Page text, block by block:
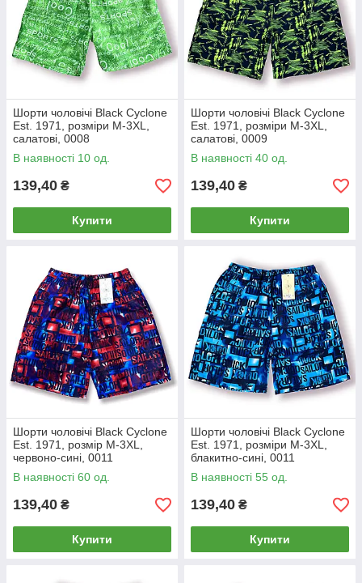
Шорти чоловічі Black Cyclone
Est. 1971, розміри M-3XL,
салатові, 0008
В наявності 10 од.
139,40 ₴
Купити
Шорти чоловічі Black Cyclone
Est. 1971, розміри M-3XL,
салатові, 0009
В наявності 40 од.
139,40 ₴
Купити
Шорти чоловічі Black Cyclone
Est. 1971, розмір M-3XL,
червоно-сині, 0011
В наявності 60 од.
139,40 ₴
Купити
Шорти чоловічі Black Cyclone
Est. 1971, розміри M-3XL,
блакитно-сині, 0011
В наявності 55 од.
139,40 ₴
Купити